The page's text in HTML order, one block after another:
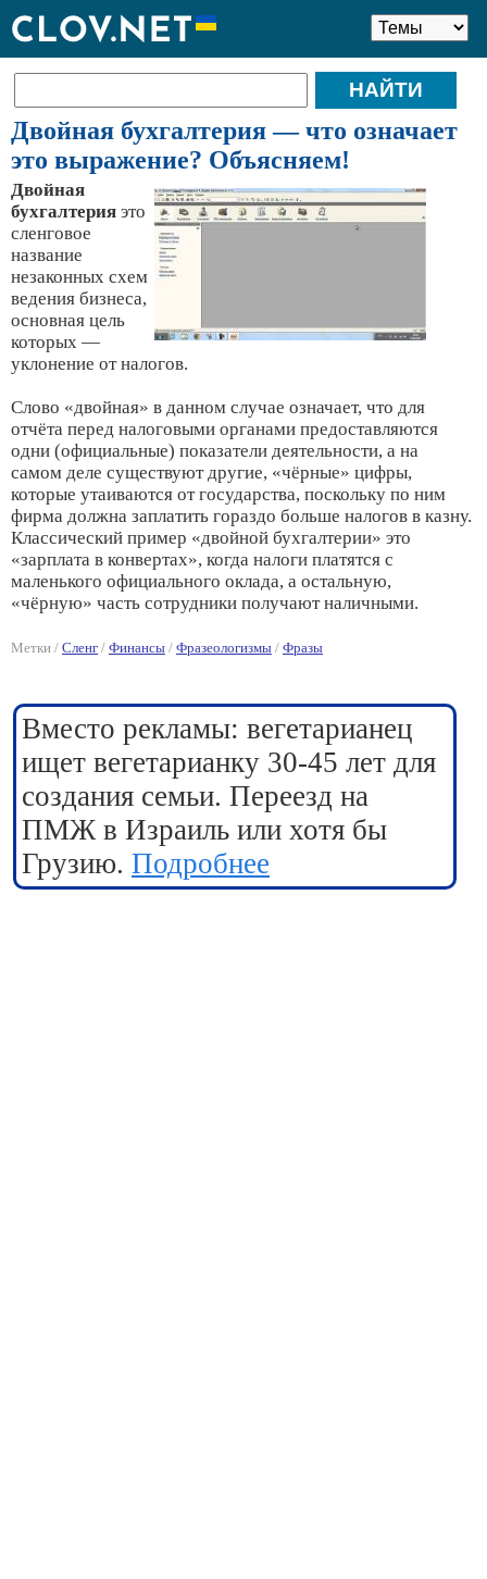
Двойная бухгалтерия — что означает
это выражение? Объясняем!
Двойная
бухгалтерия это
сленговое
название
незаконных схем
ведения бизнеса,
основная цель
которых —
уклонение от налогов.
Слово «двойная» в данном случае означает, что для
отчёта перед налоговыми органами предоставляются
одни (официальные) показатели деятельности, а на
самом деле существуют другие, «чёрные» цифры,
которые утаиваются от государства, поскольку по ним
фирма должна заплатить гораздо больше налогов в казну.
Классический пример «двойной бухгалтерии» это
«зарплата в конвертах», когда налоги платятся с
маленького официального оклада, а остальную,
«чёрную» часть сотрудники получают наличными.
Метки / Сленг / Финансы / Фразеологизмы / Фразы
Вместо рекламы: вегетарианец
ищет вегетарианку 30-45 лет для
создания семьи. Переезд на
ПМЖ в Израиль или хотя бы
Грузию. Подробнее